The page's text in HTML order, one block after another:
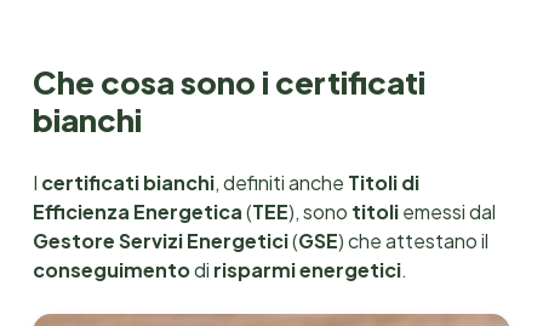
Che cosa sono i certificati
bianchi
I certificati bianchi, definiti anche Titoli di
Efficienza Energetica(TEE), sono titoliemessi dal
Gestore Servizi Energetici(GSE) che attestano il
conseguimentodi risparmi energetici.